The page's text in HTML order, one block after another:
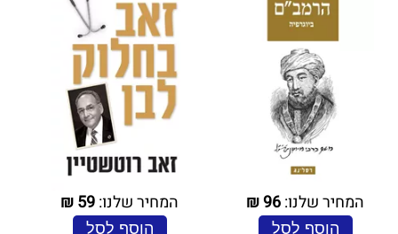
המחיר שלנו:96
₪
הוסף לסל
המחיר שלנו:59
₪
הוסף לסל